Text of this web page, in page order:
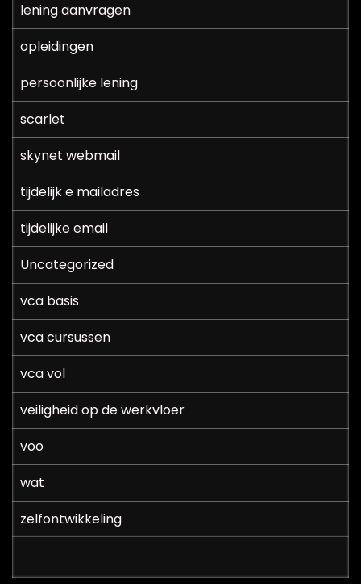
lening aanvragen
opleidingen
persoonlijke lening
scarlet
skynet webmail
tijdelijk e mailadres
tijdelijke email
Uncategorized
vca basis
vca cursussen
vca vol
veiligheid op de werkvloer
voo
wat
zelfontwikkeling